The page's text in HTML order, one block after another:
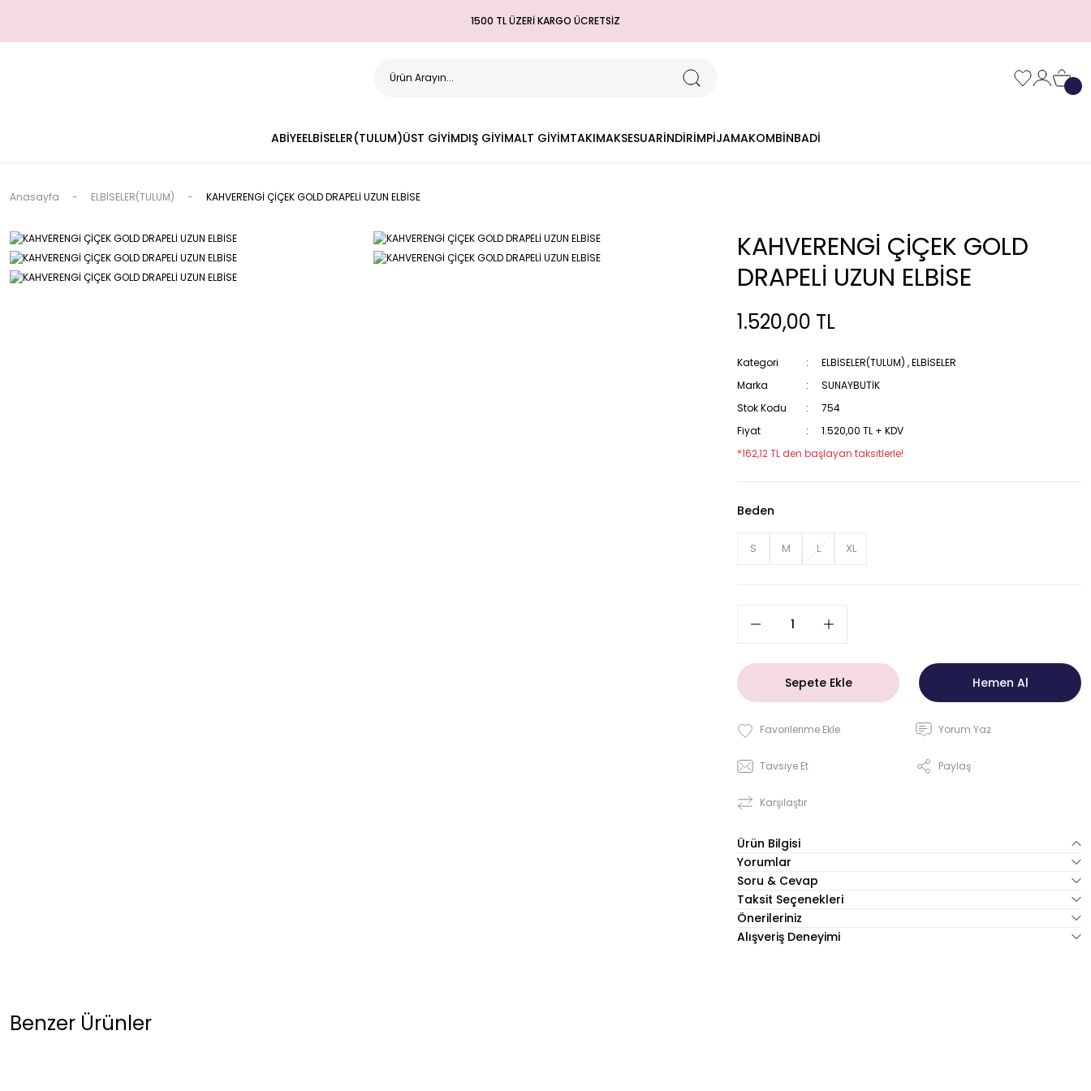
1500 TL ÜZERİ KARGO ÜCRETSİZ
ABİYEELBİSELER(TULUM)ÜST GİYİMDIŞ GİYİMALT GİYİMTAKIMAKSESUARİNDİRİMPİJAMAKOMBİNBADİ
Anasayfa ELBİSELER(TULUM) KAHVERENGİ ÇİÇEK GOLD DRAPELİ UZUN ELBİSE
KAHVERENGİ ÇİÇEK GOLD
DRAPELİ UZUN ELBİSE
1.520,00 TL
Kategori ELBİSELER(TULUM) ,ELBİSELER
Marka
SUNAYBUTİK
Stok Kodu
754
Fiyat
1.520,00 TL + KDV
*162,12 TL den başlayan taksitlerle!
Beden
S M L XL
Sepete Ekle Hemen Al
Yorum Yaz
Tavsiye Et Paylaş
Karşılaştır
Ürün Bilgisi
Yorumlar
Soru & Cevap
Taksit Seçenekleri
Önerileriniz
Alışveriş Deneyimi
Benzer Ürünler